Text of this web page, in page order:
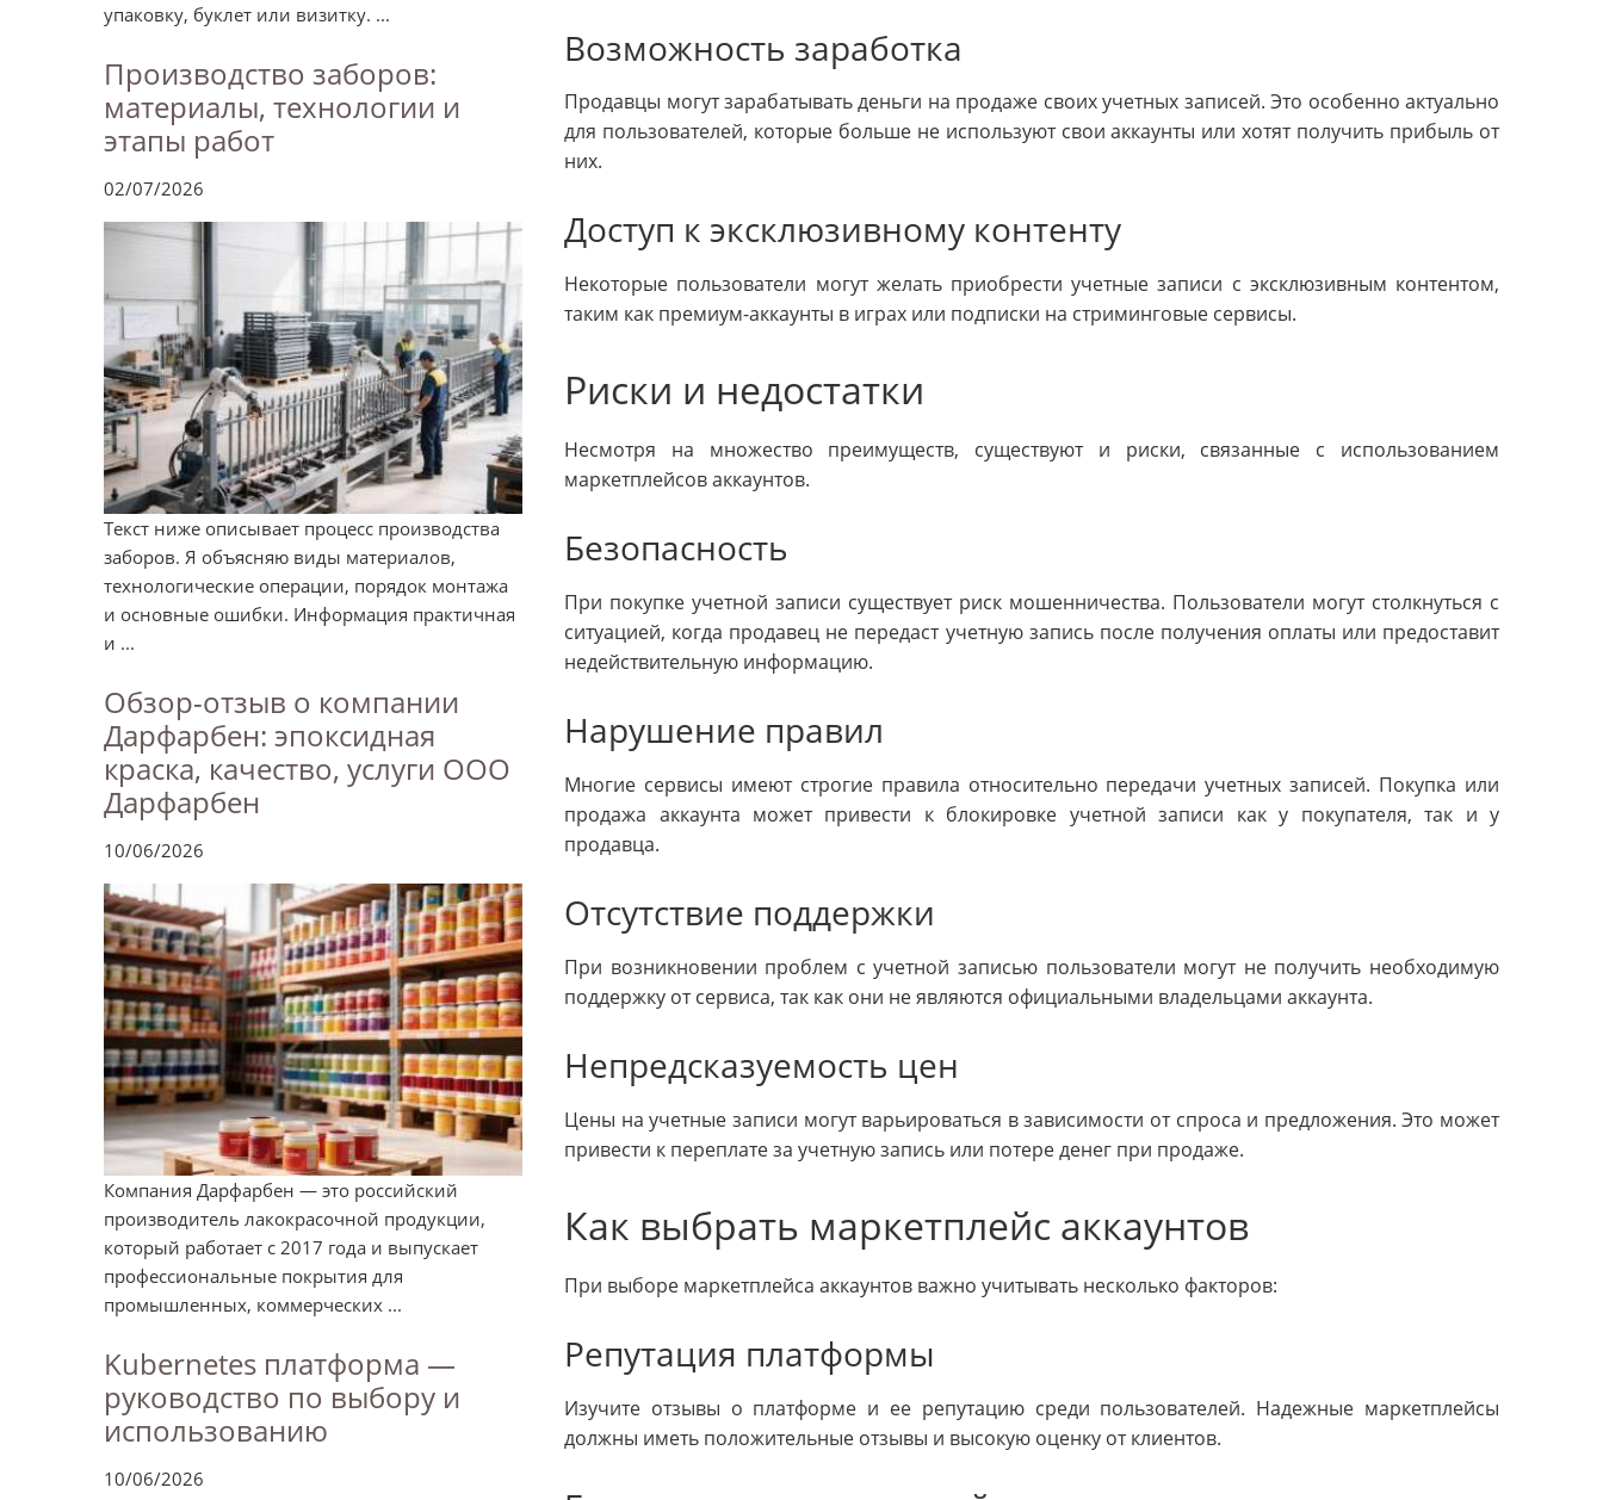
упаковку, буклет или визитку. ...
Производство заборов:
материалы, технологии и
этапы работ
02/07/2026
Текст ниже описывает процесс производства
заборов. Я объясняю виды материалов,
технологические операции, порядок монтажа
и основные ошибки. Информация практичная
и ...
Обзор-отзыв о компании
Дарфарбен: эпоксидная
краска, качество, услуги ООО
Дарфарбен
10/06/2026
Компания Дарфарбен — это российский
производитель лакокрасочной продукции,
который работает с 2017 года и выпускает
профессиональные покрытия для
промышленных, коммерческих ...
Kubernetes платформа —
руководство по выбору и
использованию
10/06/2026
Возможность заработка
Продавцы могут зарабатывать деньги на продаже своих учетных записей. Это особенно актуально
для пользователей, которые больше не используют свои аккаунты или хотят получить прибыль от
них.
Доступ к эксклюзивному контенту
Некоторые пользователи могут желать приобрести учетные записи с эксклюзивным контентом,
таким как премиум-аккаунты в играх или подписки на стриминговые сервисы.
Риски и недостатки
Несмотря на множество преимуществ, существуют и риски, связанные с использованием
маркетплейсов аккаунтов.
Безопасность
При покупке учетной записи существует риск мошенничества. Пользователи могут столкнуться с
ситуацией, когда продавец не передаст учетную запись после получения оплаты или предоставит
недействительную информацию.
Нарушение правил
Многие сервисы имеют строгие правила относительно передачи учетных записей. Покупка или
продажа аккаунта может привести к блокировке учетной записи как у покупателя, так и у
продавца.
Отсутствие поддержки
При возникновении проблем с учетной записью пользователи могут не получить необходимую
поддержку от сервиса, так как они не являются официальными владельцами аккаунта.
Непредсказуемость цен
Цены на учетные записи могут варьироваться в зависимости от спроса и предложения. Это может
привести к переплате за учетную запись или потере денег при продаже.
Как выбрать маркетплейс аккаунтов
При выборе маркетплейса аккаунтов важно учитывать несколько факторов:
Репутация платформы
Изучите отзывы о платформе и ее репутацию среди пользователей. Надежные маркетплейсы
должны иметь положительные отзывы и высокую оценку от клиентов.